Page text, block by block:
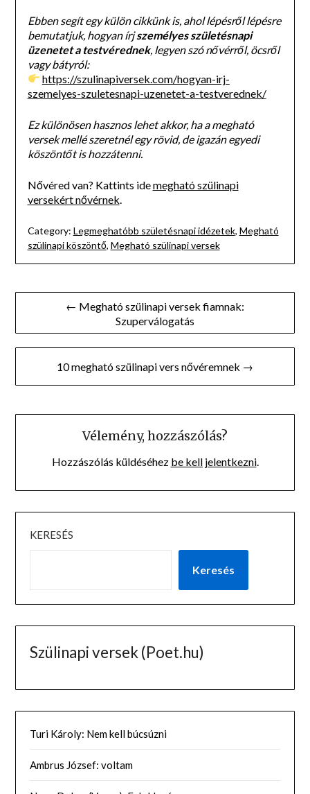
Ebben segít egy külön cikkünk is, ahol lépésről lépésre
bemutatjuk, hogyan írjszemélyes születésnapi
üzenetet a testvérednek, legyen szó nővérről, öcsről
vagy bátyról:
https://szulinapiversek.com/hogyan-irj-
szemelyes-szuletesnapi-uzenetet-a-testverednek/
Ez különösen hasznos lehet akkor, ha a megható
versek mellé szeretnél egy rövid, de igazán egyedi
köszöntőt is hozzátenni.
Nővéred van? Kattints idemegható szülinapi
versekért nővérnek
Category: Legmeghatóbb születésnapi idézetek, Megható
szülinapi köszöntő, Megható szülinapi versek
Bejegyzés← Megható szülinapi versek fiamnak:
Szuperválogatás
10 megható szülinapi vers nővéremnek →
Vélemény, hozzászólás?
Hozzászólás küldéséhez be kell jelentkezni.
KERESÉS
Keresés
Szülinapi versek (Poet.hu)
Turi Károly: Nem kell búcsúzni
Ambrus József: voltam